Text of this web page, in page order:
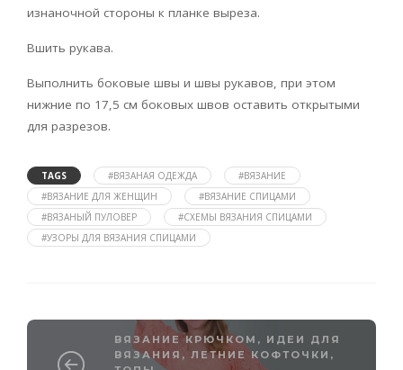
изнаночной стороны к планке выреза.
Вшить рукава.
Выполнить боковые швы и швы рукавов, при этом
нижние по 17,5 см боковых швов оставить открытыми
для разрезов.
TAGS #ВЯЗАНАЯ ОДЕЖДА
#ВЯЗАНИЕ
#ВЯЗАНИЕ ДЛЯ ЖЕНЩИН
#ВЯЗАНИЕ СПИЦАМИ
#ВЯЗАНЫЙ ПУЛОВЕР
#СХЕМЫ ВЯЗАНИЯ СПИЦАМИ
#УЗОРЫ ДЛЯ ВЯЗАНИЯ СПИЦАМИ
ВЯЗАНИЕ КРЮЧКОМ , ИДЕИ ДЛЯ
ВЯЗАНИЯ , ЛЕТНИЕ КОФТОЧКИ,